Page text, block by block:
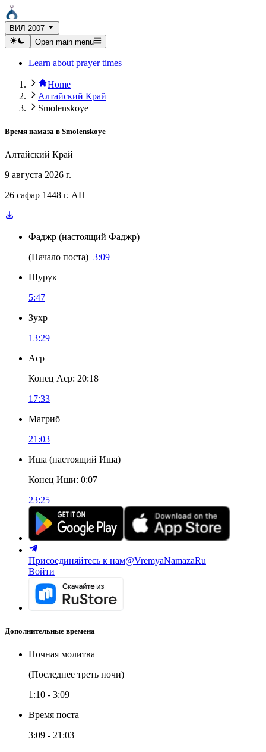
ВИЛ 2007
Open main menu
Learn about prayer times
Home
Алтайский Край
Smolenskoye
Время намаза в Smolenskoye
Алтайский Край
9 августа 2026 г.
26 сафар 1448 г. AH
Фаджр (настоящий Фаджр)
(Начало поста) 3:09
Шурук
5:47
Зухр
13:29
Аср
Конец Аср: 20:18
17:33
Магриб
21:03
Иша (настоящий Иша)
Конец Иши: 0:07
23:25
Присоединяйтесь к нам@VremyaNamazaRu
Войти
Дополнительные времена
Ночная молитва
(Последнее треть ночи)
1:10 - 3:09
Время поста
3:09 - 21:03